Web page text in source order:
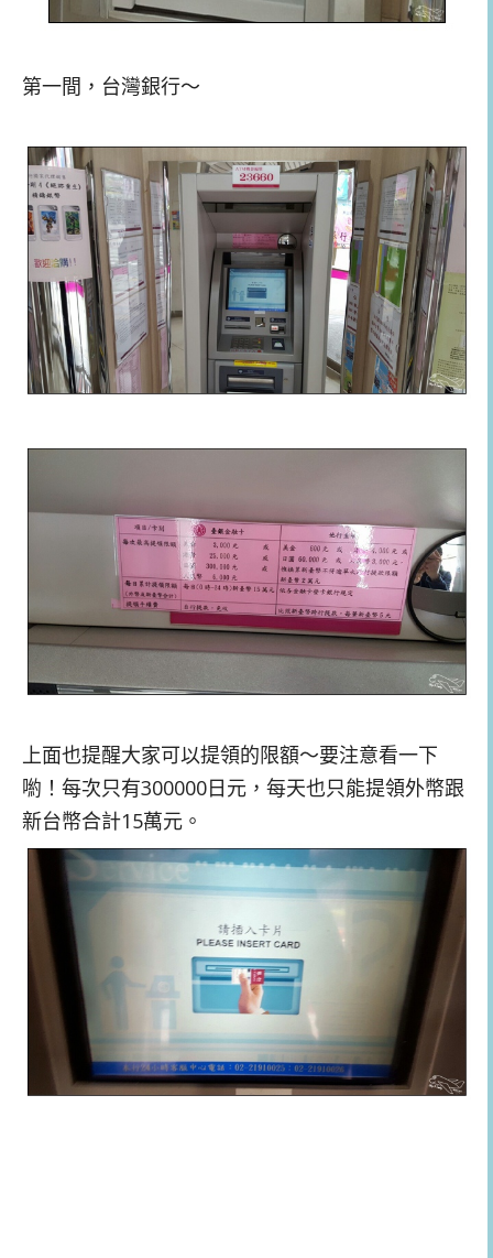
第一間，台灣銀行～
上面也提醒大家可以提領的限額～要注意看一下
喲！每次只有300000日元，每天也只能提領外幣跟
新台幣合計15萬元。